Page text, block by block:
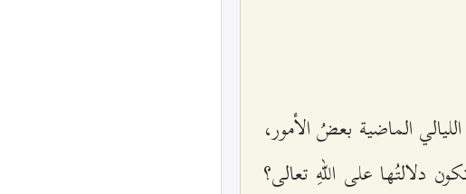
الماضية بعضُ الأمور،
على اللهِ تعالى؟